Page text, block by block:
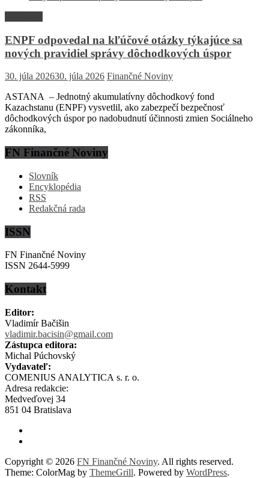
ENPF odpovedal na kľúčové otázky týkajúce sa
nových pravidiel správy dôchodkových úspor
30. júla 202630. júla 2026 Finančné Noviny
ASTANA – Jednotný akumulatívny dôchodkový fond
Kazachstanu (ENPF) vysvetlil, ako zabezpečí bezpečnosť
dôchodkových úspor po nadobudnutí účinnosti zmien Sociálneho
zákonníka,
FN Finančné Noviny
Slovník
Encyklopédia
RSS
Redakčná rada
ISSN
FN Finančné Noviny
ISSN 2644-5999
Kontakt
Editor:
Vladimír Bačišin
vladimir.bacisin@gmail.com
Zástupca editora:
Michal Púchovský
Vydavateľ:
COMENIUS ANALYTICA s. r. o.
Adresa redakcie:
Medveďovej 34
851 04 Bratislava
Copyright © 2026 FN Finančné Noviny. All rights reserved.
Theme: ColorMag by ThemeGrill. Powered by WordPress.